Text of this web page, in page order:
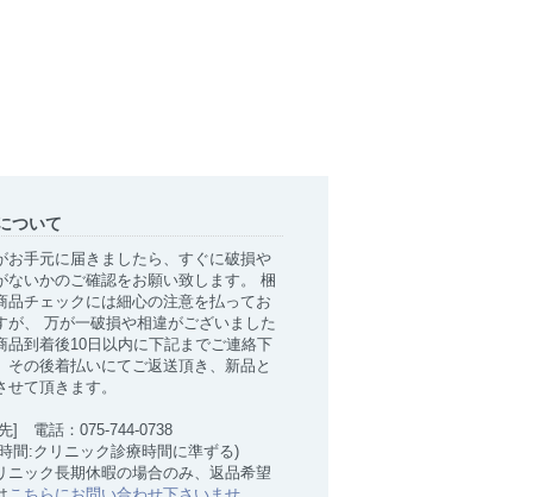
ついて
お手元に届きましたら、すぐに破損や
ないかのご確認をお願い致します。 梱
品チェックには細心の注意を払ってお
が、 万が一破損や相違がございました
品到着後10日以内に下記までご連絡下
その後着払いにてご返送頂き、新品と
せて頂きます。
] 電話：075-744-0738
間:クリニック診療時間に準ずる)
ック長期休暇の場合のみ、返品希望